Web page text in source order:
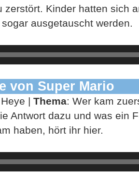
zerstört. Kinder hatten sich
ausgetauscht werden.
von Super Mario
| Thema: Wer kam
Antwort dazu und was ein
haben, hört ihr hier.